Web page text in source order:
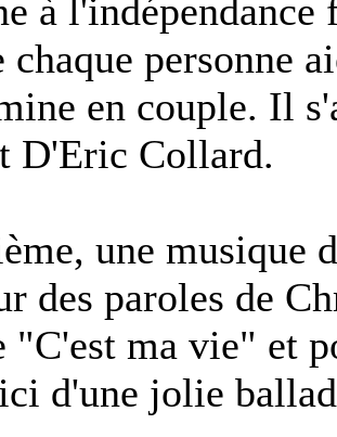
à
chaque personne
en couple. Il
D'Eric Collard.
une musique
des paroles de
ma vie" et
d'une jolie